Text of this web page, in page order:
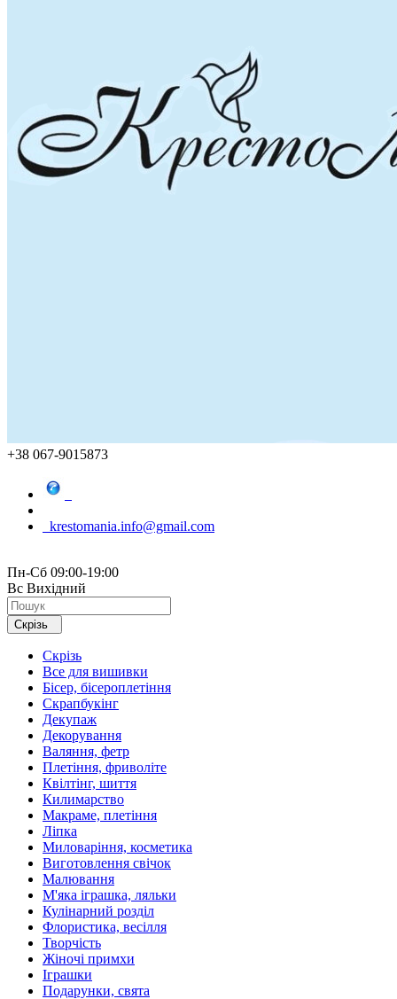
+38 067-9015873
krestomania.info@gmail.com
Пн-Сб 09:00-19:00
Вс Вихідний
Скрізь
Скрізь
Все для вишивки
Бісер, бісероплетіння
Скрапбукінг
Декупаж
Декорування
Валяння, фетр
Плетіння, фриволіте
Квілтінг, шиття
Килимарство
Макраме, плетіння
Ліпка
Миловаріння, косметика
Виготовлення свічок
Малювання
М'яка іграшка, ляльки
Кулінарний розділ
Флористика, весілля
Творчість
Жіночі примхи
Іграшки
Подарунки, свята